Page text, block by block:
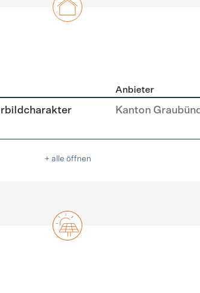
Anbieter
Kanton
+ alle öffnen